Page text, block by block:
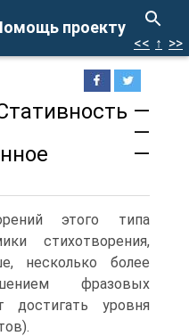
проекту
<< ↑ >>
—
—
—
этого типа
стихотворения,
несколько более
фразовых
достигать уровня